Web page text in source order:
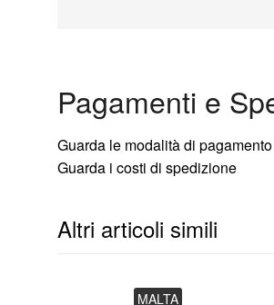
Pagamenti e
Guarda le modalità di pagamento
Guarda i costi di spedizione
Altri articoli simili
MALTA